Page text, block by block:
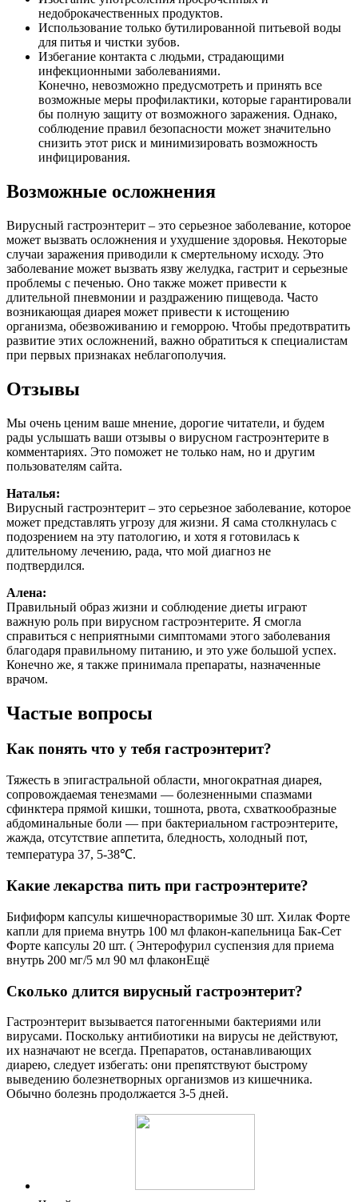
недоброкачественных продуктов.
Использование только бутилированной питьевой воды
для питья и чистки зубов.
Избегание контакта с людьми, страдающими
инфекционными заболеваниями.
Конечно, невозможно предусмотреть и принять все
возможные меры профилактики, которые гарантировали
бы полную защиту от возможного заражения. Однако,
соблюдение правил безопасности может значительно
снизить этот риск и минимизировать возможность
инфицирования.
Возможные осложнения
Вирусный гастроэнтерит – это серьезное заболевание, которое
может вызвать осложнения и ухудшение здоровья. Некоторые
случаи заражения приводили к смертельному исходу. Это
заболевание может вызвать язву желудка, гастрит и серьезные
проблемы с печенью. Оно также может привести к
длительной пневмонии и раздражению пищевода. Часто
возникающая диарея может привести к истощению
организма, обезвоживанию и геморрою. Чтобы предотвратить
развитие этих осложнений, важно обратиться к специалистам
при первых признаках неблагополучия.
Отзывы
Мы очень ценим ваше мнение, дорогие читатели, и будем
рады услышать ваши отзывы о вирусном гастроэнтерите в
комментариях. Это поможет не только нам, но и другим
пользователям сайта.
Наталья:
Вирусный гастроэнтерит – это серьезное заболевание, которое
может представлять угрозу для жизни. Я сама столкнулась с
подозрением на эту патологию, и хотя я готовилась к
длительному лечению, рада, что мой диагноз не
подтвердился.
Алена:
Правильный образ жизни и соблюдение диеты играют
важную роль при вирусном гастроэнтерите. Я смогла
справиться с неприятными симптомами этого заболевания
благодаря правильному питанию, и это уже большой успех.
Конечно же, я также принимала препараты, назначенные
врачом.
Частые вопросы
Как понять что у тебя гастроэнтерит?
Тяжесть в эпигастральной области, многократная диарея,
сопровождаемая тенезмами — болезненными спазмами
сфинктера прямой кишки, тошнота, рвота, схваткообразные
абдоминальные боли — при бактериальном гастроэнтерите,
жажда, отсутствие аппетита, бледность, холодный пот,
температура 37, 5-38℃.
Какие лекарства пить при гастроэнтерите?
Бифиформ капсулы кишечнорастворимые 30 шт. Хилак Форте
капли для приема внутрь 100 мл флакон-капельница Бак-Сет
Форте капсулы 20 шт. ( Энтерофурил суспензия для приема
внутрь 200 мг/5 мл 90 мл флаконЕщё
Сколько длится вирусный гастроэнтерит?
Гастроэнтерит вызывается патогенными бактериями или
вирусами. Поскольку антибиотики на вирусы не действуют,
их назначают не всегда. Препаратов, останавливающих
диарею, следует избегать: они препятствуют быстрому
выведению болезнетворных организмов из кишечника.
Обычно болезнь продолжается 3-5 дней.